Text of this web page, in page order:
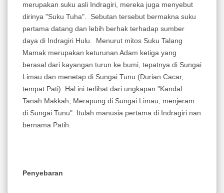
merupakan suku asli Indragiri, mereka juga menyebut
dirinya "Suku Tuha". Sebutan tersebut bermakna suku
pertama datang dan lebih berhak terhadap sumber
daya di Indragiri Hulu. Menurut mitos Suku Talang
Mamak merupakan keturunan Adam ketiga yang
berasal dari kayangan turun ke bumi, tepatnya di Sungai
Limau dan menetap di Sungai Tunu (Durian Cacar,
tempat Pati). Hal ini terlihat dari ungkapan "Kandal
Tanah Makkah, Merapung di Sungai Limau, menjeram
di Sungai Tunu". Itulah manusia pertama di Indragiri nan
bernama Patih.
Penyebaran